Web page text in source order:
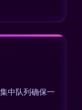
中队列确保一